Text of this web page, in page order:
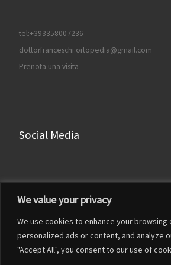
We value your privacy
We use cookies to enhance your
personalized ads or content, and analyze
"Accept All", you consent to our use of
tel:+393358007236
dottorfranceschi.ortopedia@gmail.com
Prenota una visita
Social Media
Facebook
LinkedIn